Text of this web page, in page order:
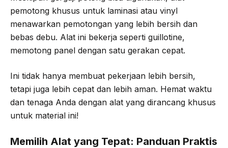
pemotong khusus untuk laminasi atau vinyl
menawarkan pemotongan yang lebih bersih dan
bebas debu. Alat ini bekerja seperti guillotine,
memotong panel dengan satu gerakan cepat.
Ini tidak hanya membuat pekerjaan lebih bersih,
tetapi juga lebih cepat dan lebih aman. Hemat waktu
dan tenaga Anda dengan alat yang dirancang khusus
untuk material ini!
Memilih Alat yang Tepat: Panduan Praktis